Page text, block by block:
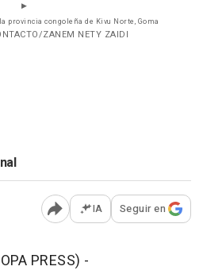
provincia congoleña de Kivu Norte, Goma
ZANEM NETY ZAIDI
Abrir opciones para
IA Seguir en
PRESS) -